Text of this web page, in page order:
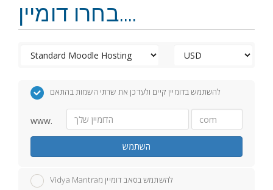
בחרו דומיין....
להשתמש בדומיין קיים ולעדכן את שרתי השמות בהתאם
www.
השתמש
Vidya Mantraלהשתמש בסאב דומיין מ